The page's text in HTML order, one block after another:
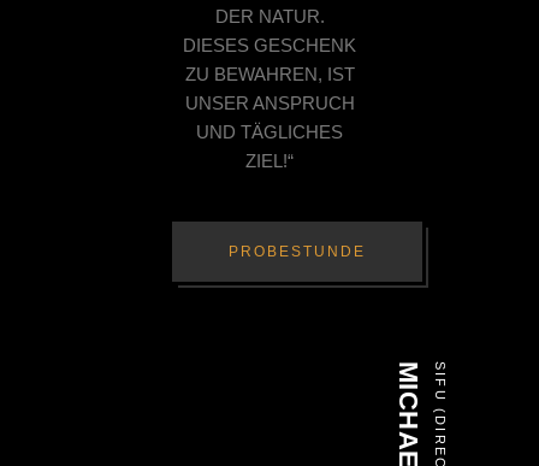
DER NATUR.
DIESES GESCHENK
ZU BEWAHREN, IST
UNSER ANSPRUCH
UND TÄGLICHES
ZIEL!“
PROBESTUNDE